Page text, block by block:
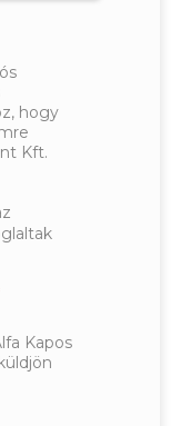
hogy
Kft.
Kapos